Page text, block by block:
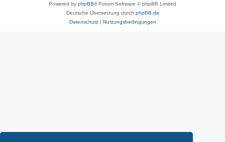
Powered by phpBB® Forum Software © phpBB Limited
Deutsche Übersetzung durch phpBB.de
Datenschutz| Nutzungsbedingungen